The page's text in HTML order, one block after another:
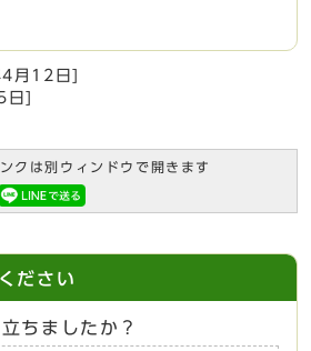
月12日
日
クは別ウィンドウで開きます
ださい
ちましたか？